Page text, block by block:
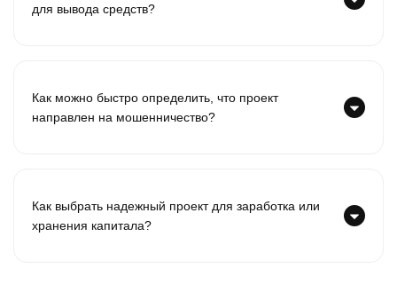
для вывода средств?
Как можно быстро определить, что проект
направлен на мошенничество?
Как выбрать надежный проект для заработка или
хранения капитала?